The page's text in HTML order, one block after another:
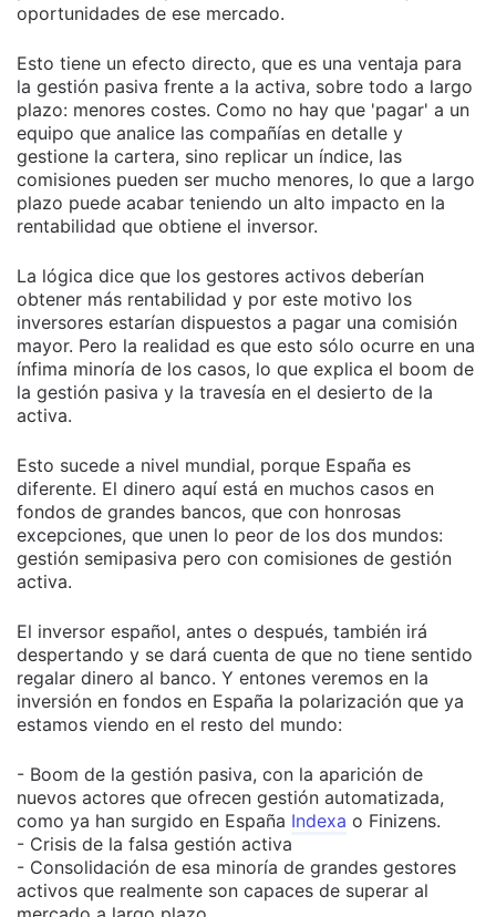
oportunidades de ese mercado.
Esto tiene un efecto directo, que es una ventaja para
la gestión pasiva frente a la activa, sobre todo a largo
plazo: menores costes. Como no hay que 'pagar' a un
equipo que analice las compañías en detalle y
gestione la cartera, sino replicar un índice, las
comisiones pueden ser mucho menores, lo que a largo
plazo puede acabar teniendo un alto impacto en la
rentabilidad que obtiene el inversor.
La lógica dice que los gestores activos deberían
obtener más rentabilidad y por este motivo los
inversores estarían dispuestos a pagar una comisión
mayor. Pero la realidad es que esto sólo ocurre en una
ínfima minoría de los casos, lo que explica el boom de
la gestión pasiva y la travesía en el desierto de la
activa.
Esto sucede a nivel mundial, porque España es
diferente. El dinero aquí está en muchos casos en
fondos de grandes bancos, que con honrosas
excepciones, que unen lo peor de los dos mundos:
gestión semipasiva pero con comisiones de gestión
activa.
El inversor español, antes o después, también irá
despertando y se dará cuenta de que no tiene sentido
regalar dinero al banco. Y entones veremos en la
inversión en fondos en España la polarización que ya
estamos viendo en el resto del mundo:
- Boom de la gestión pasiva, con la aparición de
nuevos actores que ofrecen gestión automatizada,
como ya han surgido en España Indexa o Finizens.
- Crisis de la falsa gestión activa
- Consolidación de esa minoría de grandes gestores
activos que realmente son capaces de superar al